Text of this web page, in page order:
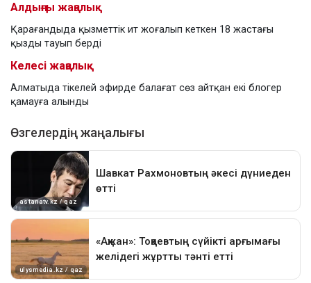
Алдыңғы жаңалық
Қарағандыда қызметтік ит жоғалып кеткен 18 жастағы
қызды тауып берді
Келесі жаңалық
Алматыда тікелей эфирде балағат сөз айтқан екі блогер
қамауға алынды